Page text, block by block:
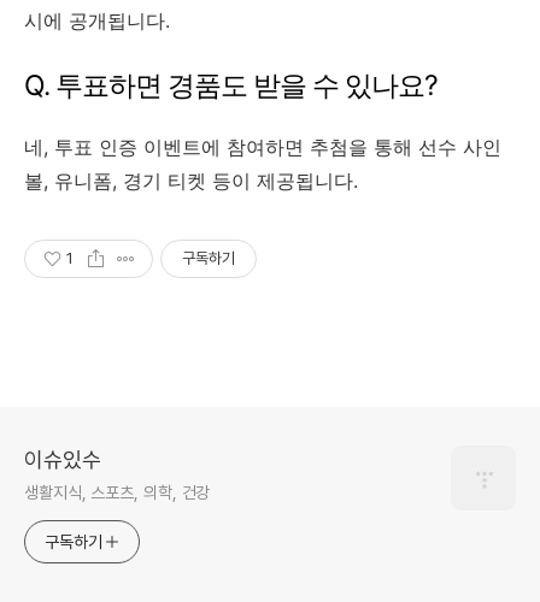
시에 공개됩니다.
Q. 투표하면 경품도 받을 수 있나요?
네, 투표 인증 이벤트에 참여하면 추첨을 통해 선수 사인
볼, 유니폼, 경기 티켓 등이 제공됩니다.
1 구독하기
이슈있수
생활지식, 스포츠, 의학, 건강
구독하기